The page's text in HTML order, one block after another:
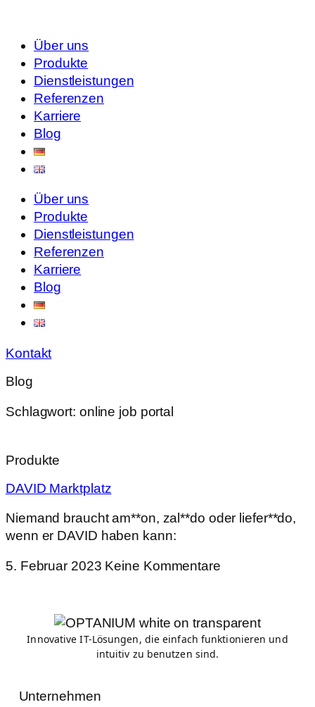
Über uns
Produkte
Dienstleistungen
Referenzen
Karriere
Blog
Über uns
Produkte
Dienstleistungen
Referenzen
Karriere
Blog
Kontakt
Blog
Schlagwort: online job portal
Produkte
DAVID Marktplatz
Niemand braucht am**on, zal**do oder liefer**do,
wenn er DAVID haben kann:
5. Februar 2023 Keine Kommentare
Innovative IT-Lösungen, die einfach funktionieren und
intuitiv zu benutzen sind.
Unternehmen